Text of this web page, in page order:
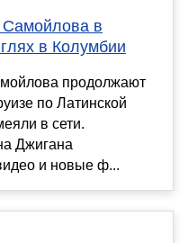
Самойлова в
в Колумбии
продолжают
по Латинской
в сети.
Джигана
и новые ф...